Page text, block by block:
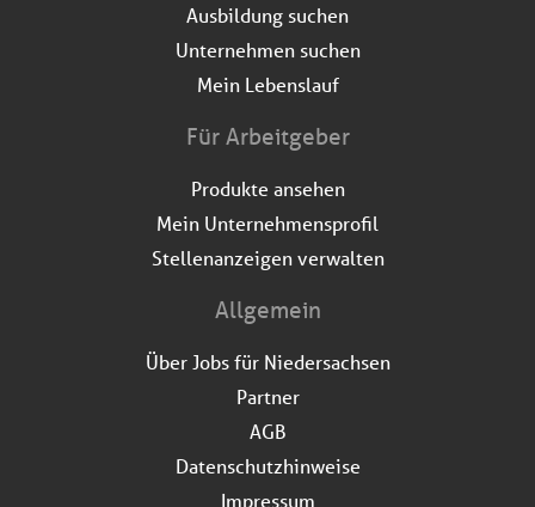
Ausbildung suchen
Unternehmen suchen
Mein Lebenslauf
Für Arbeitgeber
Produkte ansehen
Mein Unternehmensprofil
Stellenanzeigen verwalten
Allgemein
Über Jobs für Niedersachsen
Partner
AGB
Datenschutzhinweise
Impressum